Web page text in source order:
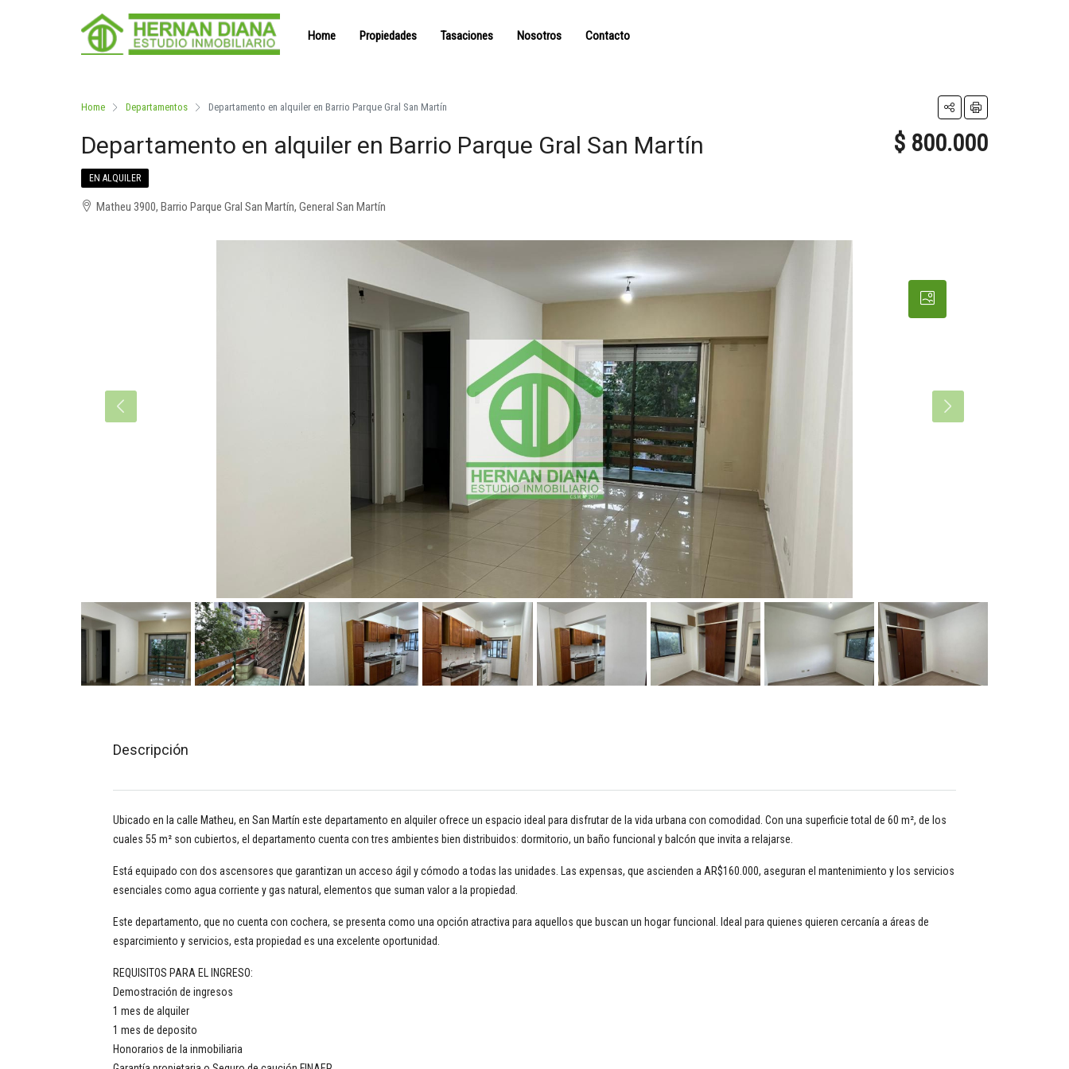
Home Propiedades Tasaciones Nosotros Contacto
Home Departamentos Departamento en alquiler en Barrio Parque Gral San Martín
Departamento en alquiler en Barrio Parque Gral San Martín $ 800.000
EN ALQUILER
Matheu 3900, Barrio Parque Gral San Martín, General San Martín
Descripción
Ubicado en la calle Matheu, en San Martín este departamento en alquiler ofrece un espacio ideal para disfrutar de la vida urbana con comodidad. Con una superficie total de 60 m², de los
cuales 55 m² son cubiertos, el departamento cuenta con tres ambientes bien distribuidos: dormitorio, un baño funcional y balcón que invita a relajarse.
Está equipado con dos ascensores que garantizan un acceso ágil y cómodo a todas las unidades. Las expensas, que ascienden a AR$160.000, aseguran el mantenimiento y los servicios
esenciales como agua corriente y gas natural, elementos que suman valor a la propiedad.
Este departamento, que no cuenta con cochera, se presenta como una opción atractiva para aquellos que buscan un hogar funcional. Ideal para quienes quieren cercanía a áreas de
esparcimiento y servicios, esta propiedad es una excelente oportunidad.
REQUISITOS PARA EL INGRESO:
Demostración de ingresos
1 mes de alquiler
1 mes de deposito
Honorarios de la inmobiliaria